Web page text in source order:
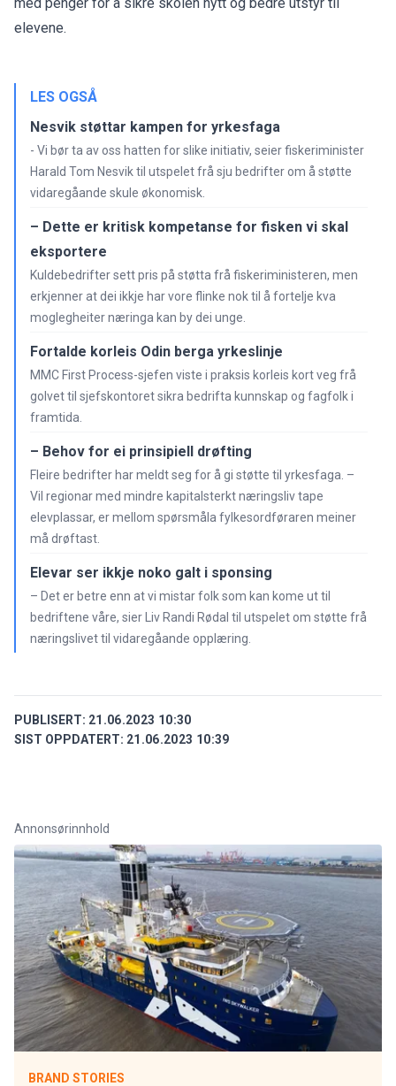
elevene.
LES OGSÅ
Nesvik støttar kampen for yrkesfaga
- Vi bør ta av oss hatten for slike initiativ, seier fiskeriminister
Harald Tom Nesvik til utspelet frå sju bedrifter om å støtte
vidaregåande skule økonomisk.
– Dette er kritisk kompetanse for fisken vi skal
eksportere
Kuldebedrifter sett pris på støtta frå fiskeriministeren, men
erkjenner at dei ikkje har vore flinke nok til å fortelje kva
moglegheiter næringa kan by dei unge.
Fortalde korleis Odin berga yrkeslinje
MMC First Process-sjefen viste i praksis korleis kort veg frå
golvet til sjefskontoret sikra bedrifta kunnskap og fagfolk i
framtida.
– Behov for ei prinsipiell drøfting
Fleire bedrifter har meldt seg for å gi støtte til yrkesfaga. –
Vil regionar med mindre kapitalsterkt næringsliv tape
elevplassar, er mellom spørsmåla fylkesordføraren meiner
må drøftast.
Elevar ser ikkje noko galt i sponsing
– Det er betre enn at vi mistar folk som kan kome ut til
bedriftene våre, sier Liv Randi Rødal til utspelet om støtte frå
næringslivet til vidaregåande opplæring.
PUBLISERT: 21.06.2023 10:30
SIST OPPDATERT: 21.06.2023 10:39
Annonsørinnhold
BRAND STORIES